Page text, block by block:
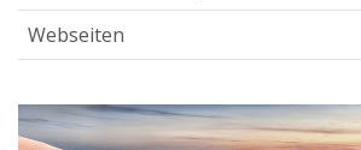
Webseiten